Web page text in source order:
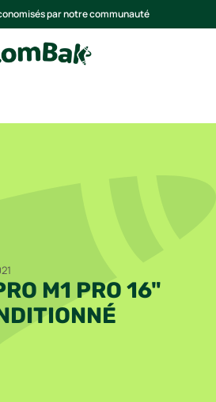
par notre communauté
M1 PRO 16"